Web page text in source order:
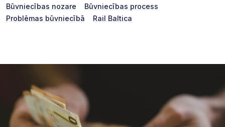
Būvniecības nozare
Būvniecības process
Problēmas būvniecībā
Rail Baltica